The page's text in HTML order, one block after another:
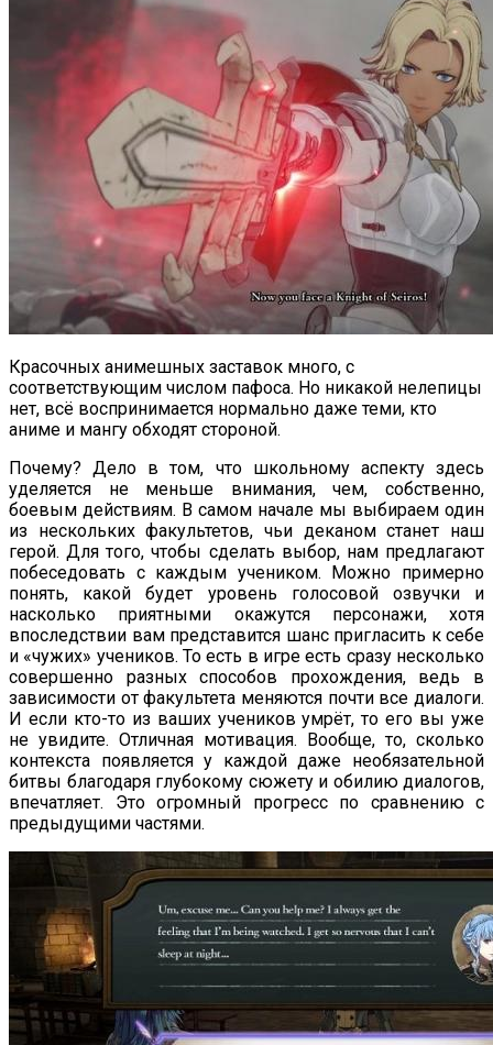
Красочных анимешных заставок много, с
соответствующим числом пафоса. Но никакой нелепицы
нет, всё воспринимается нормально даже теми, кто
аниме и мангу обходят стороной.
Почему? Дело в том, что школьному аспекту здесь
уделяется не меньше внимания, чем, собственно,
боевым действиям. В самом начале мы выбираем один
из нескольких факультетов, чьи деканом станет наш
герой. Для того, чтобы сделать выбор, нам предлагают
побеседовать с каждым учеником. Можно примерно
понять, какой будет уровень голосовой озвучки и
насколько приятными окажутся персонажи, хотя
впоследствии вам представится шанс пригласить к себе
и «чужих» учеников. То есть в игре есть сразу несколько
совершенно разных способов прохождения, ведь в
зависимости от факультета меняются почти все диалоги.
И если кто-то из ваших учеников умрёт, то его вы уже
не увидите. Отличная мотивация. Вообще, то, сколько
контекста появляется у каждой даже необязательной
битвы благодаря глубокому сюжету и обилию диалогов,
впечатляет. Это огромный прогресс по сравнению с
предыдущими частями.